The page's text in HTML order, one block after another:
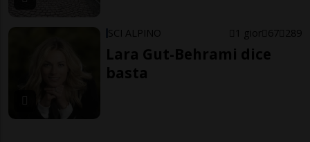
SCI ALPINO 1 gior 67 289
Lara Gut-Behrami dice
basta